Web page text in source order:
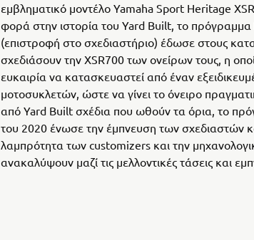
εμβληματικό μοντέλο Yamaha Sport Heritage
φορά στην ιστορία του Yard Built, το
(επιστροφή στo σχεδιαστήριο) έδωσε στους
σχεδιάσουν την XSR700 των ονείρων τους, η
ευκαιρία να κατασκευαστεί από έναν
μοτοσυκλετών, ώστε να γίνει το όνειρο
από Yard Built σχέδια που ωθούν τα όρια, το
του 2020 ένωσε την έμπνευση των σχεδιαστών
λαμπρότητα των customizers και την
ανακαλύψουν μαζί τις μελλοντικές τάσεις και